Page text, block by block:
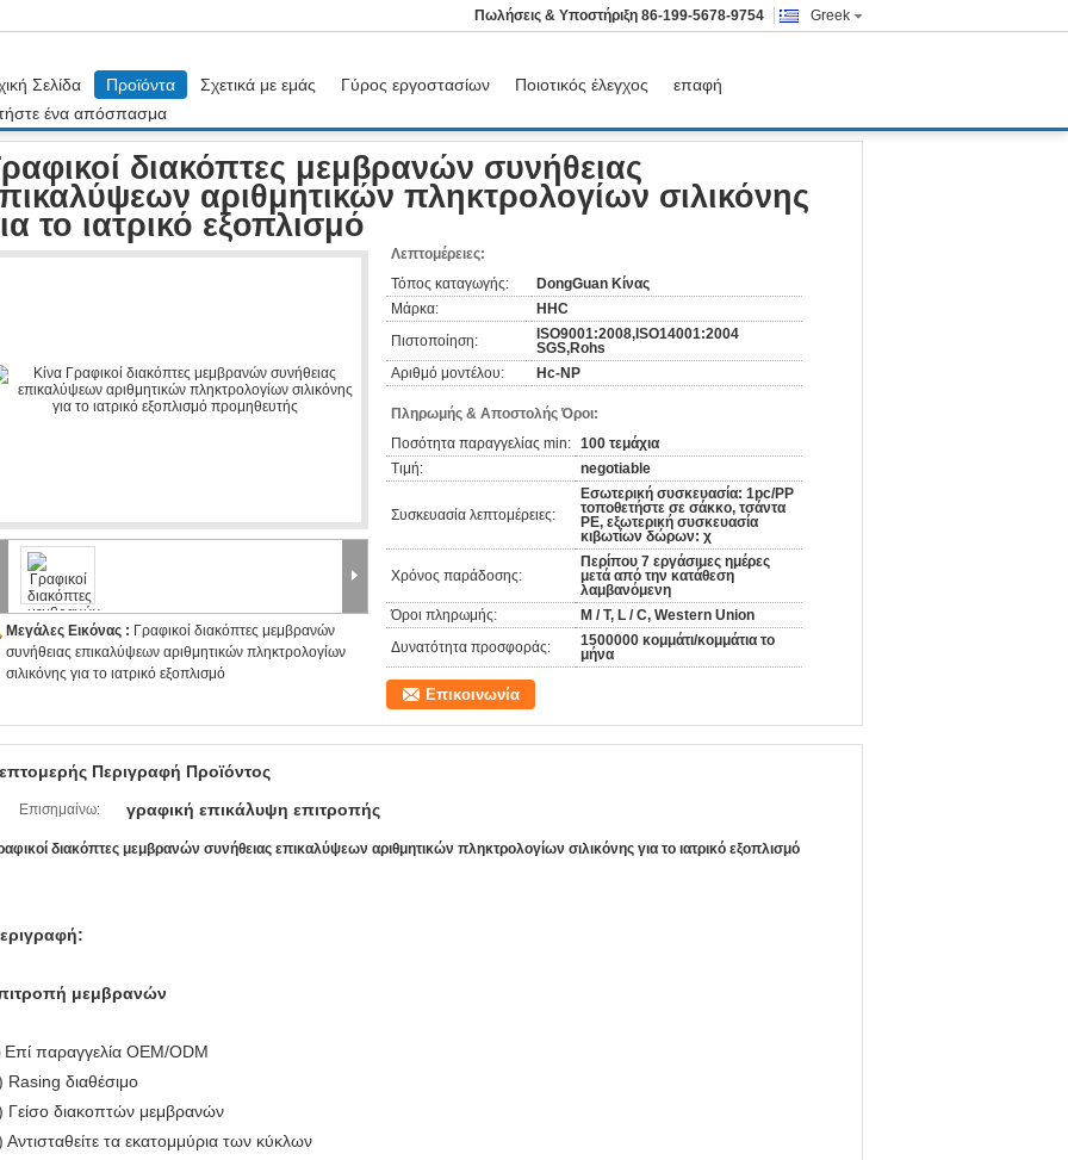
Greek
Πωλήσεις & Υποστήριξη 86-199-5678-9754
Σελίδα Προϊόντα Σχετικά με εμάς Γύρος εργοστασίων Ποιοτικός έλεγχος
επαφή
ένα απόσπασμα
Γραφικοί διακόπτες μεμβρανών συνήθειας επικαλύψεων αριθμητικών πληκτρολογίων σιλικόνης για το ιατρικό εξοπλισμό
διακόπτες μεμβρανών συνήθειας
αριθμητικών πληκτρολογίων σιλικόνης
το ιατρικό εξοπλισμό
Μεγάλες Εικόνας : Γραφικοί διακόπτες μεμβρανών
συνήθειας επικαλύψεων αριθμητικών πληκτρολογίων
σιλικόνης για το ιατρικό εξοπλισμό
Λεπτομέρειες:
Τόπος καταγωγής:
DongGuan Κίνας
Μάρκα:
HHC
Πιστοποίηση:
ISO9001:2008,ISO14001:2004
SGS,Rohs
Αριθμό μοντέλου:
Hc-NP
Πληρωμής & Αποστολής Όροι:
Ποσότητα παραγγελίας min: 100 τεμάχια
Τιμή:
negotiable
Συσκευασία λεπτομέρειες:
Εσωτερική συσκευασία: 1pc/PP
τοποθετήστε σε σάκκο, τσάντα
PE, εξωτερική συσκευασία
κιβωτίων δώρων: χ
Χρόνος παράδοσης:
Περίπου 7 εργάσιμες ημέρες
μετά από την κατάθεση
λαμβανόμενη
Όροι πληρωμής:
Μ / Τ, L / C, Western Union
Δυνατότητα προσφοράς:
1500000 κομμάτι/κομμάτια το
μήνα
Επικοινωνία
Περιγραφή Προϊόντος
Επισημαίνω: γραφική επικάλυψη επιτροπής
διακόπτες μεμβρανών συνήθειας επικαλύψεων αριθμητικών πληκτρολογίων σιλικόνης για το ιατρικό εξοπλισμό
μεμβρανών
Επί παραγγελία OEM/ODM
Rasing διαθέσιμο
Γείσο διακοπτών μεμβρανών
Αντισταθείτε τα εκατομμύρια των κύκλων